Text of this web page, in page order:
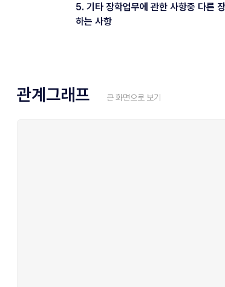
5. 기타 장학업무에 관한 사항중 다른
하는 사항
관계그래프 큰 화면으로 보기